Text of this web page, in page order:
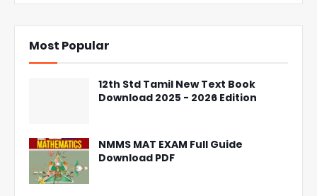
Most Popular
12th Std Tamil New Text Book
Download 2025 - 2026 Edition
NMMS MAT EXAM Full Guide
Download PDF